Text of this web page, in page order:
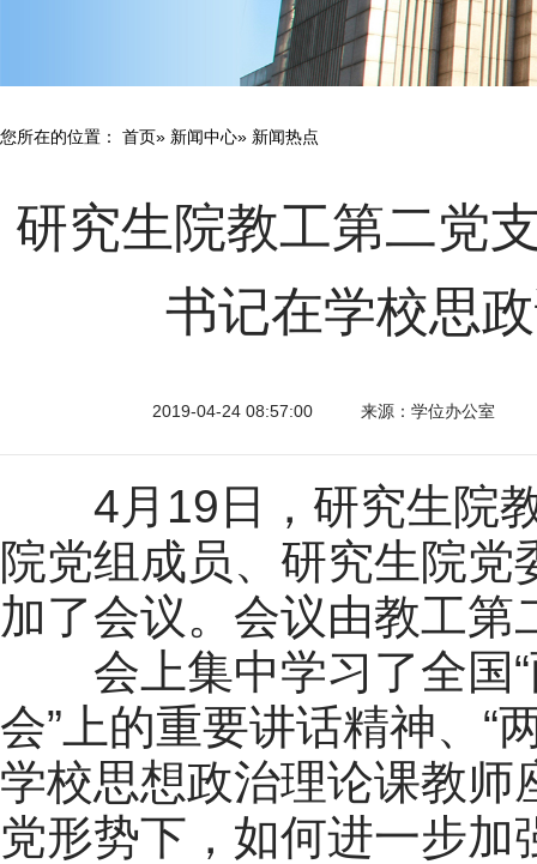
您所在的位置： 首页» 新闻中心» 新闻热点
研究生院教工第二党
书记在学校思
2019-04-24 08:57:00 来源：学位办公室
4月19日，研究生院教
院党组成员、研究生院
加了会议。会议由教工
会上集中学习了全国“
会”上的重要讲话精神、“
学校思想政治理论课教师
党形势下，如何进一步加